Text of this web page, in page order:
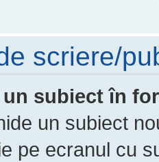
scriere/
subiect în
un subiect
pe ecranul cu